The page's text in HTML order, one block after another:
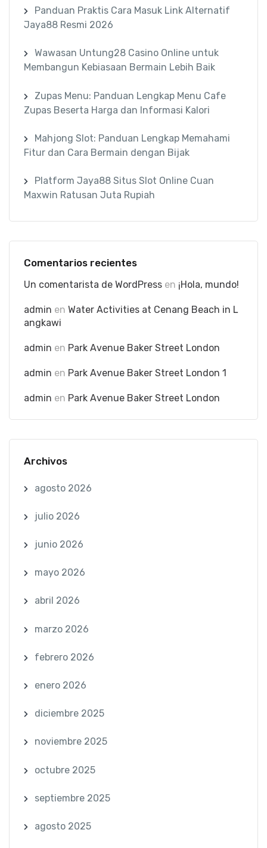
Panduan Praktis Cara Masuk Link Alternatif
Jaya88 Resmi 2026
Wawasan Untung28 Casino Online untuk
Membangun Kebiasaan Bermain Lebih Baik
Zupas Menu: Panduan Lengkap Menu Cafe
Zupas Beserta Harga dan Informasi Kalori
Mahjong Slot: Panduan Lengkap Memahami
Fitur dan Cara Bermain dengan Bijak
Platform Jaya88 Situs Slot Online Cuan
Maxwin Ratusan Juta Rupiah
Comentarios recientes
Un comentarista de WordPress en ¡Hola, mundo!
admin en Water Activities at Cenang Beach in L
angkawi
admin en Park Avenue Baker Street London
admin en Park Avenue Baker Street London 1
admin en Park Avenue Baker Street London
Archivos
agosto 2026
julio 2026
junio 2026
mayo 2026
abril 2026
marzo 2026
febrero 2026
enero 2026
diciembre 2025
noviembre 2025
octubre 2025
septiembre 2025
agosto 2025